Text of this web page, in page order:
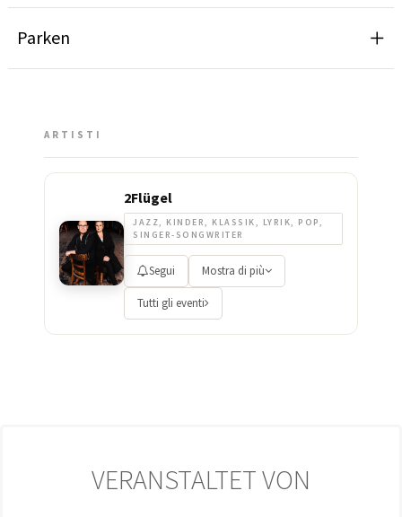
Parken
ARTISTI
2Flügel
JAZZ, KINDER, KLASSIK, LYRIK, POP,
SINGER-SONGWRITER
Segui Mostra di più
Tutti gli eventi
VERANSTALTET VON